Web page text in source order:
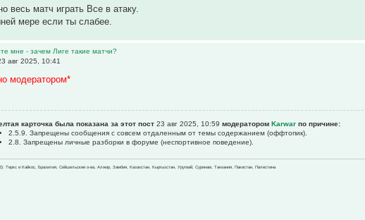
весь матч играть Все в атаку.
мере если ты слабее.
мне - зачем Лиге такие матчи?
авг 2025, 10:41
модератором*
карточка была показана за этот пост23 авг 2025, 10:59 модераторомKarwar по причине:
2.5.9. Запрещены сообщения с совсем отдаленным от темы содержанием (оффтопик).
2.8. Запрещены личные разборки в форуме (неспортивное поведение).
Теркс и Кайкос, Бразилия, Сейшельские о-ва, Алжир, Замбия, Казахстан, Кыргызстан, Уругвай, Суринам, Танзания, Пакистан, Палестина